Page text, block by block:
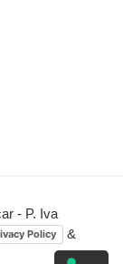
- P. Iva
Policy &